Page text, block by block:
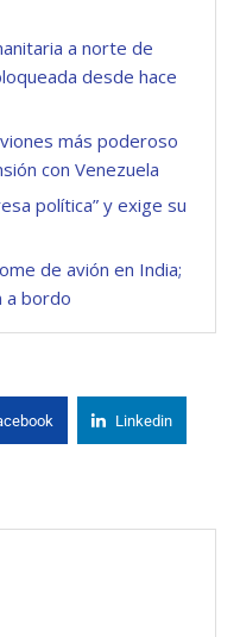
a norte de
desde hace
más poderoso
con Venezuela
política” y exige su
de avión en India;
a bordo
Linkedin